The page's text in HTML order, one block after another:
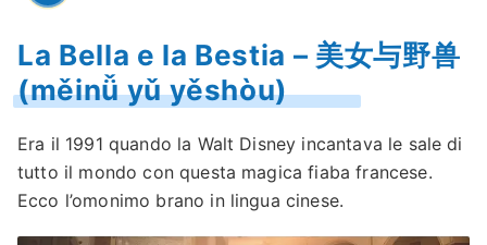
La Bella e la Bestia – 美女与野兽
(měinǚ yǔ yěshòu)
Era il 1991 quando la Walt Disney incantava le sale di
tutto il mondo con questa magica fiaba francese.
Ecco l’omonimo brano in lingua cinese.